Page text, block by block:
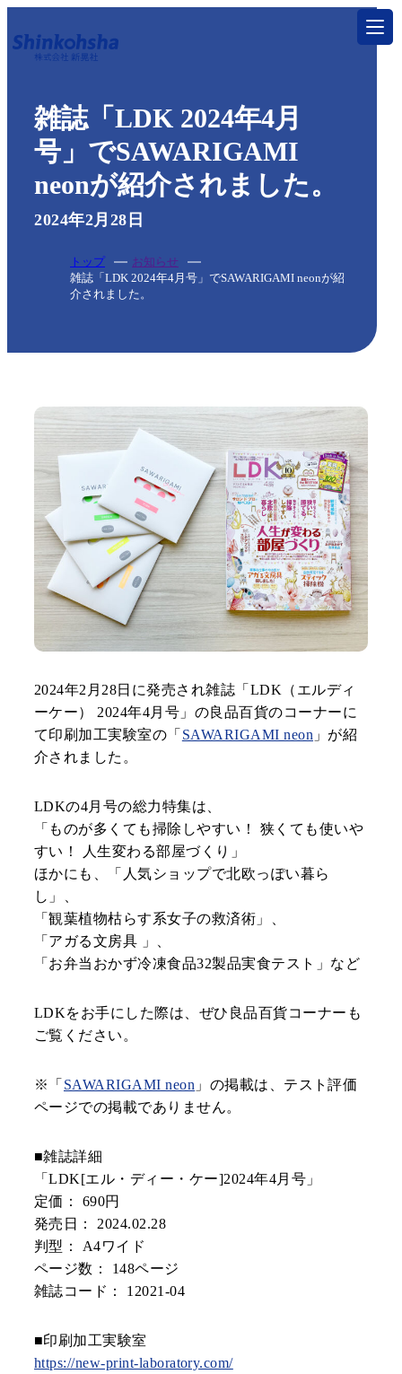
サービス
印刷する
特殊加工・特殊印刷
製本する
製本・折り加工
制作事例
会社案内
お役立ちコンテンツ
お知らせ
お客様の声
用紙紹介
環境・SDGsへの取り
組み
工場見学のご案内
仕様の詳細が未確定でも構いません！
お問い合わせ・資料請求
小ロットからでも！
お見積依頼
雑誌「LDK 2024年4月
号」でSAWARIGAMI
neonが紹介されました。
2024年2月28日
トップ
お知らせ
雑誌「LDK 2024年4月号」でSAWARIGAMI neonが紹
介されました。
2024年2月28日に発売され雑誌「LDK（エルディ
ーケー） 2024年4月号」の良品百貨のコーナーに
て印刷加工実験室の「 SAWARIGAMI neon 」が紹
介されました。
LDKの4月号の総力特集は、
「ものが多くても掃除しやすい！ 狭くても使いや
すい！ 人生変わる部屋づくり」
ほかにも、「人気ショップで北欧っぽい暮ら
し」、
「観葉植物枯らす系女子の救済術」、
「アガる文房具 」、
「お弁当おかず冷凍食品32製品実食テスト」など
LDKをお手にした際は、ぜひ良品百貨コーナーも
ご覧ください。
※「 SAWARIGAMI neon 」の掲載は、テスト評価
ページでの掲載でありません。
■雑誌詳細
「LDK[エル・ディー・ケー]2024年4月号」
定価： 690円
発売日： 2024.02.28
判型： A4ワイド
ページ数： 148ページ
雑誌コード： 12021-04
■印刷加工実験室
https://new-print-laboratory.com/